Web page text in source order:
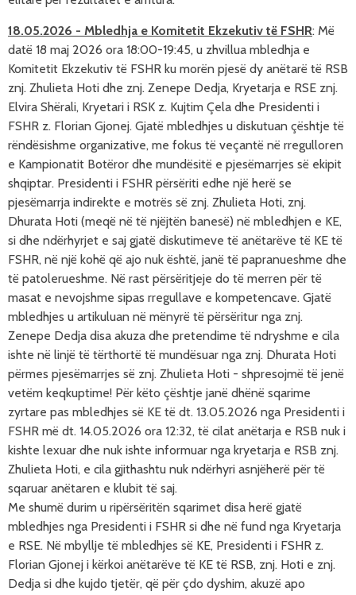
18.05.2026 - Mbledhja e Komitetit Ekzekutiv të FSHR: Më
datë 18 maj 2026 ora 18:00-19:45, u zhvillua mbledhja e
Komitetit Ekzekutiv të FSHR ku morën pjesë dy anëtarë të RSB
znj. Zhulieta Hoti dhe znj. Zenepe Dedja, Kryetarja e RSE znj.
Elvira Shërali, Kryetari i RSK z. Kujtim Çela dhe Presidenti i
FSHR z. Florian Gjonej. Gjatë mbledhjes u diskutuan çështje të
rëndësishme organizative, me fokus të veçantë në rregulloren
e Kampionatit Botëror dhe mundësitë e pjesëmarrjes së ekipit
shqiptar. Presidenti i FSHR përsëriti edhe një herë se
pjesëmarrja indirekte e motrës së znj. Zhulieta Hoti, znj.
Dhurata Hoti (meqë në të njëjtën banesë) në mbledhjen e KE,
si dhe ndërhyrjet e saj gjatë diskutimeve të anëtarëve të KE të
FSHR, në një kohë që ajo nuk është, janë të papranueshme dhe
të patolerueshme. Në rast përsëritjeje do të merren për të
masat e nevojshme sipas rregullave e kompetencave. Gjatë
mbledhjes u artikuluan në mënyrë të përsëritur nga znj.
Zenepe Dedja disa akuza dhe pretendime të ndryshme e cila
ishte në linjë të tërthortë të mundësuar nga znj. Dhurata Hoti
përmes pjesëmarrjes së znj. Zhulieta Hoti - shpresojmë të jenë
vetëm keqkuptime! Për këto çështje janë dhënë sqarime
zyrtare pas mbledhjes së KE të dt. 13.05.2026 nga Presidenti i
FSHR më dt. 14.05.2026 ora 12:32, të cilat anëtarja e RSB nuk i
kishte lexuar dhe nuk ishte informuar nga kryetarja e RSB znj.
Zhulieta Hoti, e cila gjithashtu nuk ndërhyri asnjëherë për të
sqaruar anëtaren e klubit të saj.
Me shumë durim u ripërsëritën sqarimet disa herë gjatë
mbledhjes nga Presidenti i FSHR si dhe në fund nga Kryetarja
e RSE. Në mbyllje të mbledhjes së KE, Presidenti i FSHR z.
Florian Gjonej i kërkoi anëtarëve të KE të RSB, znj. Hoti e znj.
Dedja si dhe kujdo tjetër, që për çdo dyshim, akuzë apo